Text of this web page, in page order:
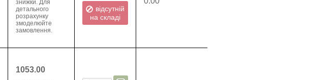
знижки. Для
детального
розрахунку
змоделюйте
замовлення.
відсутній
на складі
1053.00